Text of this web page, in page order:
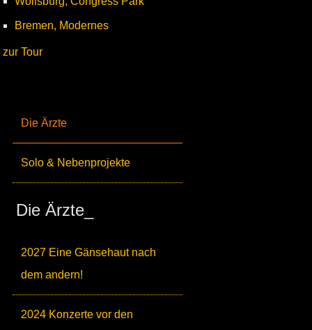
Die Ärzte
Solo & Nebenprojekte
Die Ärzte_
2027 Eine Gänsehaut nach
dem andern!
2024 Konzerte vor den
Bremen, Modernes
zur Tour